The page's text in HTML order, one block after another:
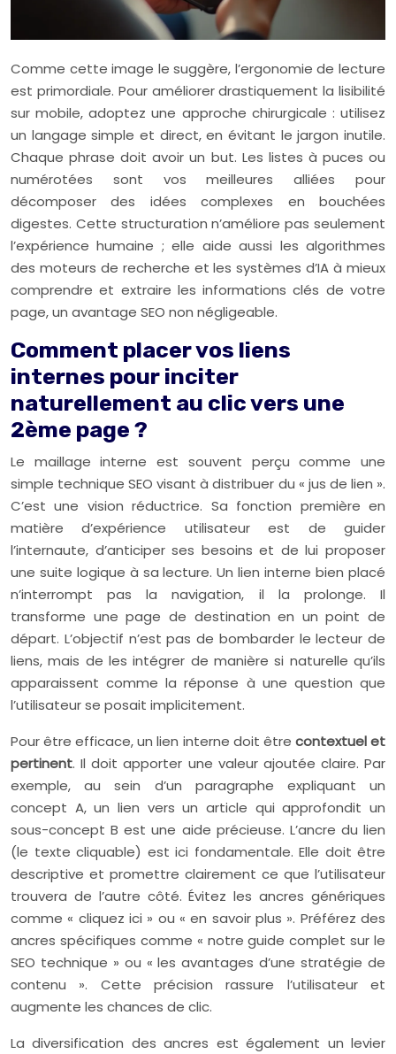
Comme cette image le suggère, l’ergonomie de lecture
est primordiale. Pour améliorer drastiquement la lisibilité
sur mobile, adoptez une approche chirurgicale : utilisez
un langage simple et direct, en évitant le jargon inutile.
Chaque phrase doit avoir un but. Les listes à puces ou
numérotées sont vos meilleures alliées pour
décomposer des idées complexes en bouchées
digestes. Cette structuration n’améliore pas seulement
l’expérience humaine ; elle aide aussi les algorithmes
des moteurs de recherche et les systèmes d’IA à mieux
comprendre et extraire les informations clés de votre
page, un avantage SEO non négligeable.
Comment placer vos liens
internes pour inciter
naturellement au clic vers une
2ème page ?
Le maillage interne est souvent perçu comme une
simple technique SEO visant à distribuer du « jus de lien ».
C’est une vision réductrice. Sa fonction première en
matière d’expérience utilisateur est de guider
l’internaute, d’anticiper ses besoins et de lui proposer
une suite logique à sa lecture. Un lien interne bien placé
n’interrompt pas la navigation, il la prolonge. Il
transforme une page de destination en un point de
départ. L’objectif n’est pas de bombarder le lecteur de
liens, mais de les intégrer de manière si naturelle qu’ils
apparaissent comme la réponse à une question que
l’utilisateur se posait implicitement.
Pour être efficace, un lien interne doit être contextuel et
pertinent. Il doit apporter une valeur ajoutée claire. Par
exemple, au sein d’un paragraphe expliquant un
concept A, un lien vers un article qui approfondit un
sous-concept B est une aide précieuse. L’ancre du lien
(le texte cliquable) est ici fondamentale. Elle doit être
descriptive et promettre clairement ce que l’utilisateur
trouvera de l’autre côté. Évitez les ancres génériques
comme « cliquez ici » ou « en savoir plus ». Préférez des
ancres spécifiques comme « notre guide complet sur le
SEO technique » ou « les avantages d’une stratégie de
contenu ». Cette précision rassure l’utilisateur et
augmente les chances de clic.
La diversification des ancres est également un levier